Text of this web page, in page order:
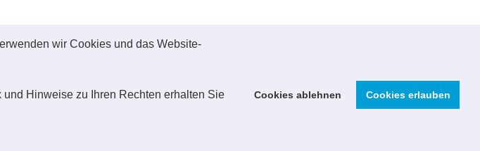
wir Cookies und das Website-
Hinweise zu Ihren Rechten erhalten Sie
Cookies ablehnen Cookies erlauben